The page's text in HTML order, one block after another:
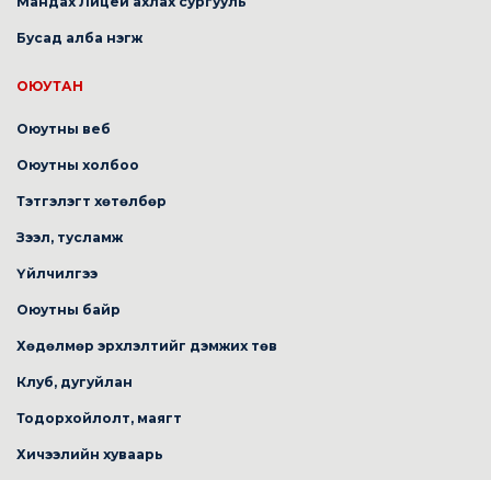
Бусад алба нэгж
ОЮУТАН
Оюутны веб
Оюутны холбоо
Тэтгэлэгт хөтөлбөр
Зээл, тусламж
Үйлчилгээ
Оюутны байр
Хөдөлмөр эрхлэлтийг дэмжих төв
Клуб, дугуйлан
Тодорхойлолт, маягт
Хичээлийн хуваарь